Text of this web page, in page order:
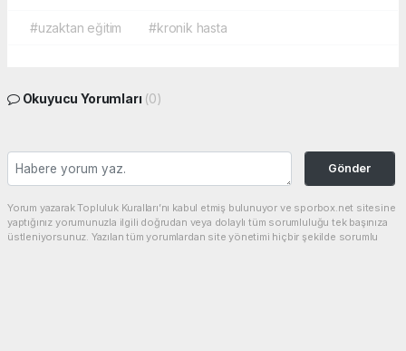
#uzaktan eğitim #kronik hasta
Okuyucu Yorumları (0)
Gönder
Yorum yazarak Topluluk Kuralları’nı kabul etmiş bulunuyor ve sporbox.net sitesine
yaptığınız yorumunuzla ilgili doğrudan veya dolaylı tüm sorumluluğu tek başınıza
üstleniyorsunuz. Yazılan tüm yorumlardan site yönetimi hiçbir şekilde sorumlu